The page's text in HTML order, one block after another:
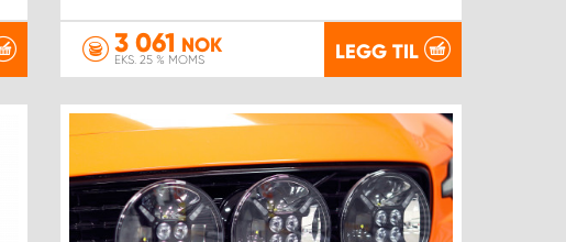
3 061 NOK
EKS. 25 % MOMS LEGG TIL